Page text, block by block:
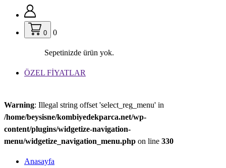
0 0
Sepetinizde ürün yok.
ÖZEL FİYATLAR
Warning: Illegal string offset 'select_reg_menu' in
/home/beysisne/kombiyedekparca.net/wp-
content/plugins/widgetize-navigation-
menu/widgetize_navigation_menu.php on line 330
Anasayfa